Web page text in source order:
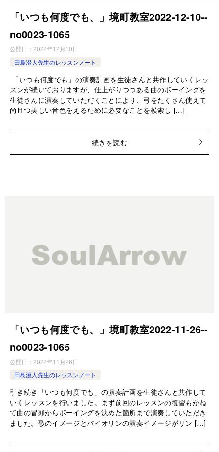
「いつも何度でも、」境町教室2022-12-10-­
no0023-­1065
公開日： 2022年12月10日
田島澄人先生のレッスンノート
「いつも何度でも」の演奏計画を生徒さんと共作していくレッ
スンが続いておりますが、仕上がりつつある曲のボーイングを
生徒さんに演奏していただくことにより、弓をたくさん使えて
尚且つ美しい音色をえるために必要なことを模索し […]
続きを読む
「いつも何度でも、」境町教室2022-11-26-­
no0023-­1065
公開日： 2022年11月26日
田島澄人先生のレッスンノート
引き続き「いつも何度でも」の演奏計画を生徒さんと共作して
いくレッスンを行いました。まず前回のレッスンの復習もかね
て曲の冒頭からボーイングを決めた箇所まで演奏していただき
ました。歌のイメージとバイオリンの演奏イメージがリン […]